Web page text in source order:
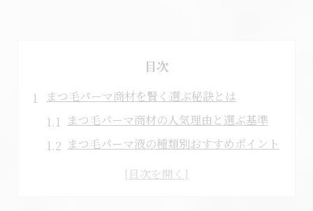
目次
まつ毛パーマ商材を賢く選ぶ秘訣とは
まつ毛パーマ商材の人気理由と選ぶ基準
まつ毛パーマ液の種類別おすすめポイント
まつ毛パーマ ロッド比較でわかる違い